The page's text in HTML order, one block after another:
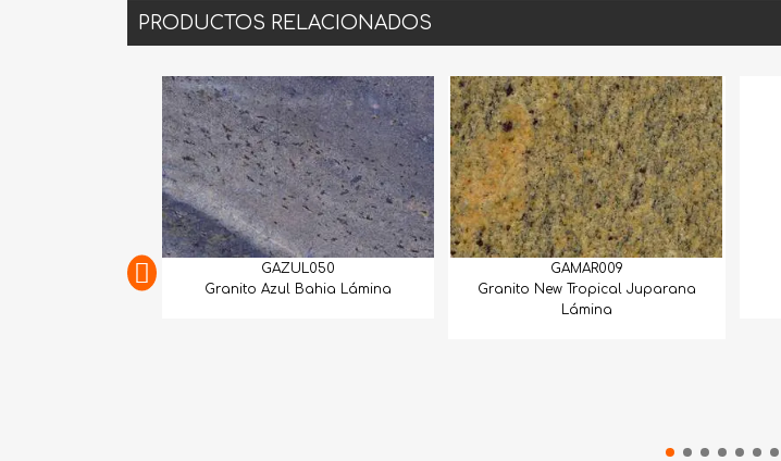
PRODUCTOS RELACIONADOS
GAZUL050
Granito Azul Bahia Lámina
GAMAR009
Granito New Tropical Juparana
Lámina